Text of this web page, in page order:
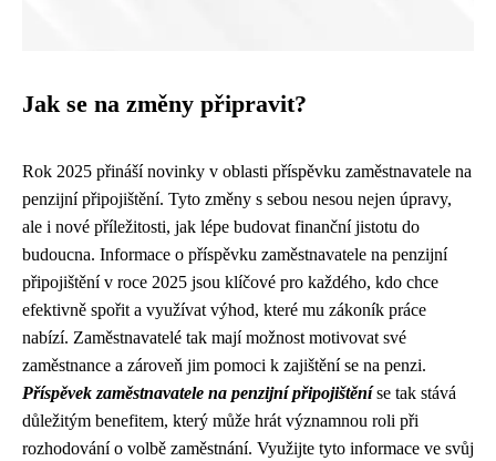
Jak se na změny připravit?
Rok 2025 přináší novinky v oblasti příspěvku zaměstnavatele na
penzijní připojištění. Tyto změny s sebou nesou nejen úpravy,
ale i nové příležitosti, jak lépe budovat finanční jistotu do
budoucna. Informace o příspěvku zaměstnavatele na penzijní
připojištění v roce 2025 jsou klíčové pro každého, kdo chce
efektivně spořit a využívat výhod, které mu zákoník práce
nabízí. Zaměstnavatelé tak mají možnost motivovat své
zaměstnance a zároveň jim pomoci k zajištění se na penzi.
Příspěvek zaměstnavatele na penzijní připojištěníse tak stává
důležitým benefitem, který může hrát významnou roli při
rozhodování o volbě zaměstnání. Využijte tyto informace ve svůj